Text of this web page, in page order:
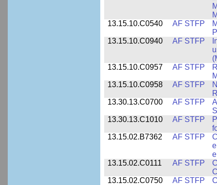
13.15.10.C0540
AF STFP
13.15.10.C0940
AF STFP
13.15.10.C0957
AF STFP
13.15.10.C0958
AF STFP
13.30.13.C0700
AF STFP
13.30.13.C1010
AF STFP
13.15.02.B7362
AF STFP
13.15.02.C0111
AF STFP
13.15.02.C0750
AF STFP